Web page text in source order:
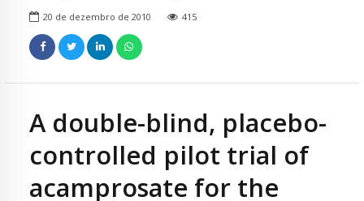
20 de dezembro de 2010 415
A double-blind, placebo-
controlled pilot trial of
acamprosate for the